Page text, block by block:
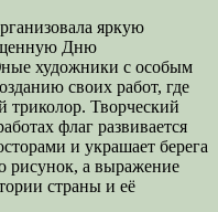
яркую
Дню
художники с особым
своих работ, где
триколор. Творческий
флаг развивается
и украшает берега
рисунок, а выражение
страны и её